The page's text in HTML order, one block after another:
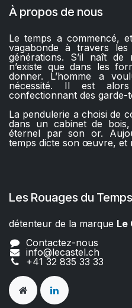
À propos de nous
Le temps a commencé,
vagabonde à travers
générations. S’il naît
n’existe que dans les
donner. L’homme a
nécessité. Il est
confectionnant des garde-
La pendulerie a choisi de
dans un cabinet de
éternel par son or.
temps dicte son œuvre, et
Les Rouages du
détenteur de la marque Le
Contactez-nous
info@lecastel.ch
+41 32 835 33 33